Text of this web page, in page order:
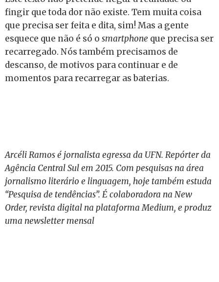
fingir que toda dor não existe. Tem muita coisa
que precisa ser feita e dita, sim! Mas a gente
esquece que não é só o smartphone que precisa ser
recarregado. Nós também precisamos de
descanso, de motivos para continuar e de
momentos para recarregar as baterias.
Arcéli Ramos é jornalista egressa da UFN. Repórter da
Agência Central Sul em 2015. Com pesquisas na área
jornalismo literário e linguagem, hoje também estuda
“Pesquisa de tendências”. É colaboradora na New
Order, revista digital na plataforma Medium, e produz
uma newsletter mensal